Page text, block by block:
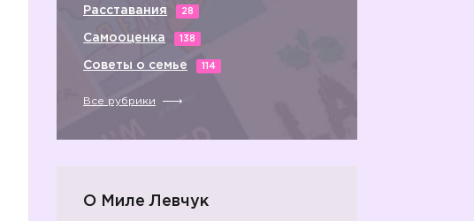
Расставания 28
Самооценка 138
Советы о семье 114
Все рубрики
О Миле Левчук